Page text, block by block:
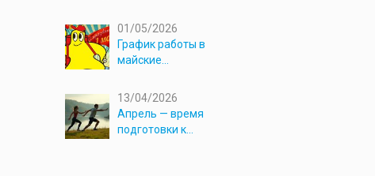
01/05/2026
График работы в
майские
13/04/2026
Апрель — время
подготовки к